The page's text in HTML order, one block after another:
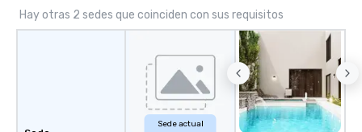
Hay otras 2 sedes que coinciden con sus requisitos
Sede actual